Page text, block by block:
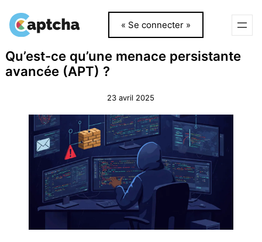
auau
« Se connecter »
Qu’est-ce qu’une menace persistante
avancée (APT) ?
23 avril 2025